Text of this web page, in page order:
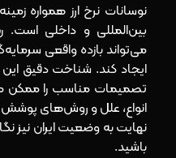
نتیجه‌گیری
نوسانات نرخ ارز همواره
بین‌المللی و داخلی است.
می‌تواند بازده واقعی
ایجاد کند. شناخت دقیق این
تصمیمات مناسب را ممکن
انواع، علل و روش‌های
نهایت به وضعیت ایران نیز
باشید.